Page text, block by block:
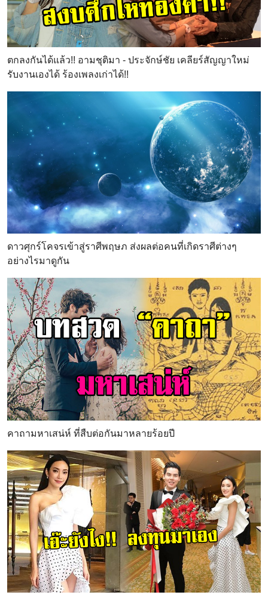
ตกลงกันได้แล้ว!! อามชุติมา - ประจักษ์ชัย เคลียร์สัญญาใหม่
รับงานเองได้ ร้องเพลงเก่าได้!!
ดาวศุกร์โคจรเข้าสู่ราศีพฤษภ ส่งผลต่อคนที่เกิดราศีต่างๆ
อย่างไรมาดูกัน
คาถามหาเสน่ห์ ที่สืบต่อกันมาหลายร้อยปี